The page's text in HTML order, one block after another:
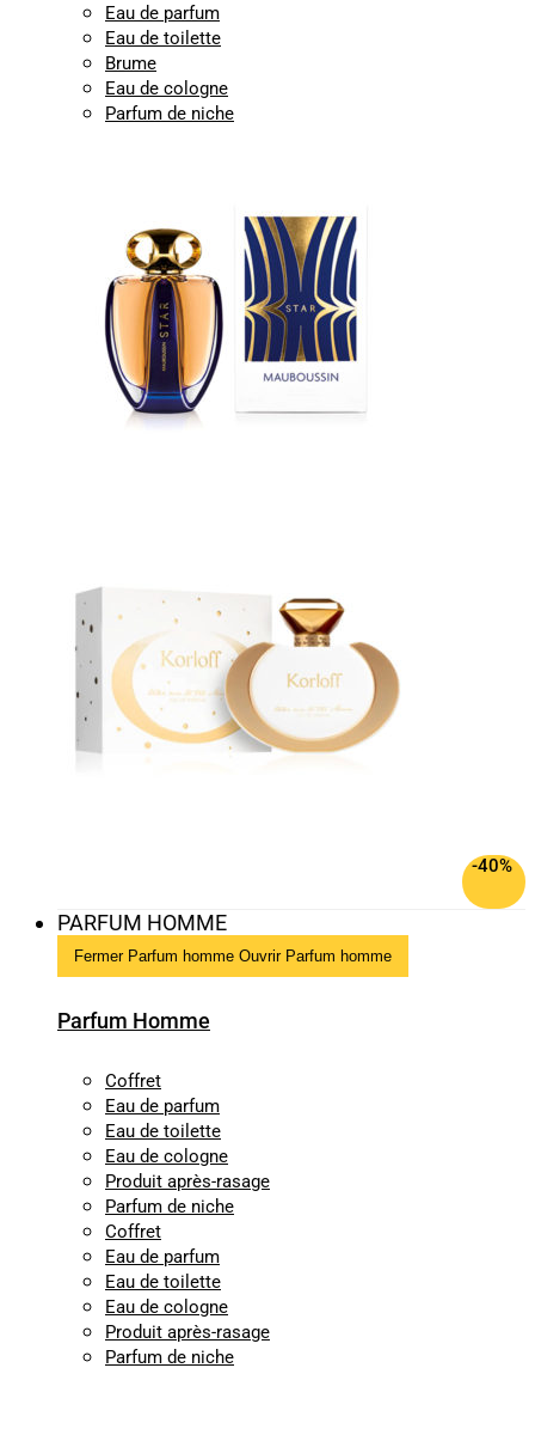
Eau de parfum
Eau de toilette
Brume
Eau de cologne
Parfum de niche
-40%
PARFUM HOMME
Fermer Parfum homme Ouvrir Parfum homme
Parfum Homme
Coffret
Eau de parfum
Eau de toilette
Eau de cologne
Produit après-rasage
Parfum de niche
Coffret
Eau de parfum
Eau de toilette
Eau de cologne
Produit après-rasage
Parfum de niche